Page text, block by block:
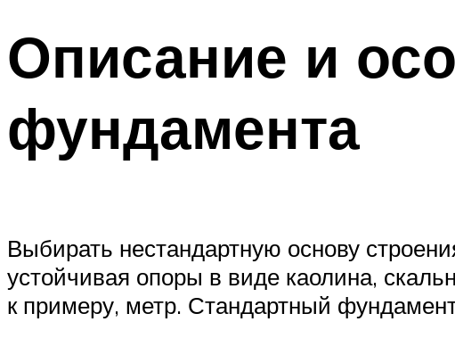
Описание и
фундамента
Выбирать нестандартную основу
устойчивая опоры в виде каолина,
к примеру, метр. Стандартный